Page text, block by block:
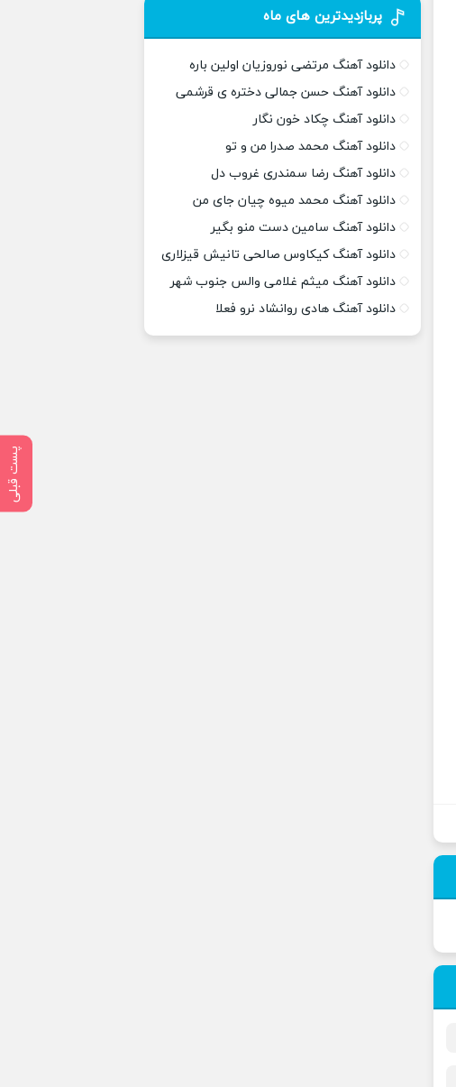
پست قبلی
پربازدیدترین های ماه
دانلود آهنگ مرتضی نوروزیان اولین باره
دانلود آهنگ حسن جمالی دختره ی قرشمی
دانلود آهنگ چکاد خون نگار
دانلود آهنگ محمد صدرا من و تو
دانلود آهنگ رضا سمندری غروب دل
دانلود آهنگ محمد میوه چیان جای من
دانلود آهنگ سامین دست منو بگیر
دانلود آهنگ کیکاوس صالحی تانیش قیزلاری
دانلود آهنگ میثم غلامی والس جنوب شهر
دانلود آهنگ هادی روانشاد نرو فعلا